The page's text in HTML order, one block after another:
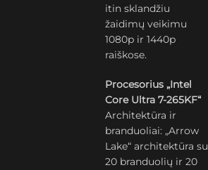
itin sklandžiu
žaidimų veikimu
1080p ir 1440p
raiškose.
Procesorius „Intel
Core Ultra 7-265KF“
Architektūra ir
branduoliai: „Arrow
Lake“ architektūra su
20 branduolių ir 20